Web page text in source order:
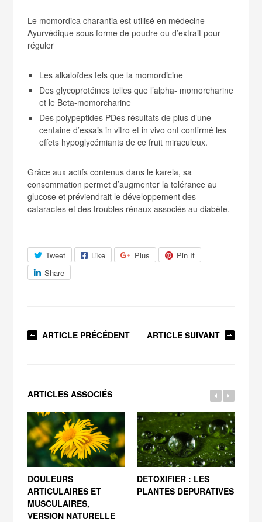
Le momordica charantia est utilisé en médecine
Ayurvédique sous forme de poudre ou d’extrait pour
réguler
Les alkaloïdes tels que la momordicine
Des glycoprotéines telles que l’alpha- momorcharine
et le Beta-momorcharine
Des polypeptides PDes résultats de plus d’une
centaine d’essais in vitro et in vivo ont confirmé les
effets hypoglycémiants de ce fruit miraculeux.
Grâce aux actifs contenus dans le karela, sa
consommation permet d’augmenter la tolérance au
glucose et préviendrait le développement des
cataractes et des troubles rénaux associés au diabète.
Tweet Like Plus
Pin It
Share
ARTICLE PRÉCÉDENT ARTICLE SUIVANT
ARTICLES ASSOCIÉS
DOULEURS
ARTICULAIRES ET
MUSCULAIRES,
VERSION NATURELLE
DETOXIFIER : LES
PLANTES DEPURATIVES